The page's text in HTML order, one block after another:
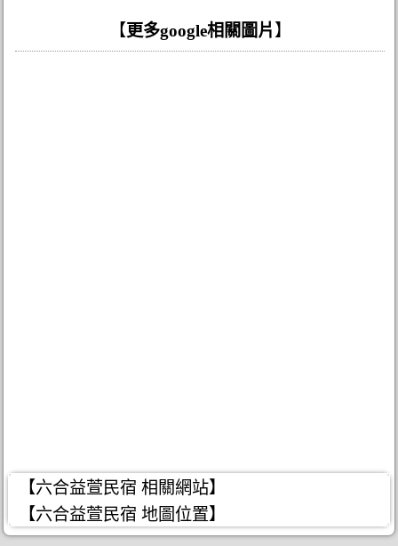
【更多google相關圖片】
【六合益萱民宿 相關網站】
【六合益萱民宿 地圖位置】